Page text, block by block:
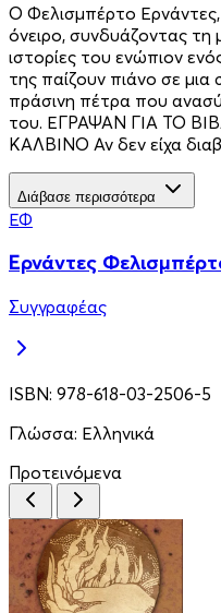
Ο Φελισµπέρτο Ερνάντες,
όνειρο, συνδυάζοντας
ιστορίες του ενώπιον
της παίζουν πιάνο σε
πράσινη πέτρα που
του. ΕΓΡΑΨΑΝ ΓΙΑ ΤΟ
ΚΑΛΒΙΝΟ Αν δεν είχα
Διάβασε περισσότερα
ΕΦ
Ερνάντες
Συγγραφέας
ISBN: 978-618-03-2506-5
Γλώσσα: Ελληνικά
Προτεινόμενα